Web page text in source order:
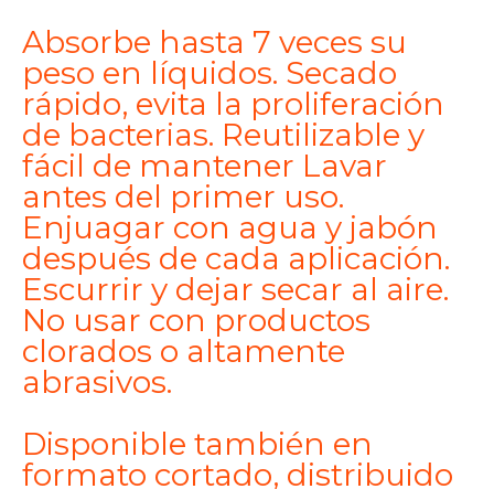
Absorbe hasta 7 veces su
peso en líquidos. Secado
rápido, evita la proliferación
de bacterias. Reutilizable y
fácil de mantener Lavar
antes del primer uso.
Enjuagar con agua y jabón
después de cada aplicación.
Escurrir y dejar secar al aire.
No usar con productos
clorados o altamente
abrasivos.
Disponible también en
formato cortado, distribuido